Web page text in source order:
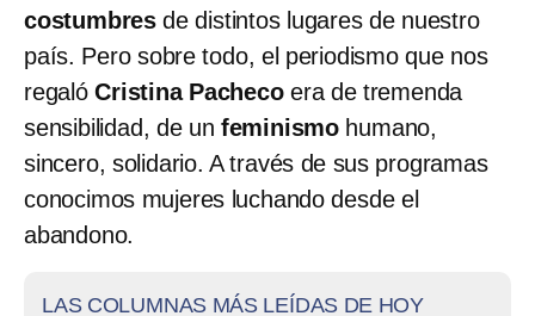
costumbres de distintos lugares de nuestro
país. Pero sobre todo, el periodismo que nos
regalóCristina Pachecoera de tremenda
sensibilidad, de un feminismo humano,
sincero, solidario. A través de sus programas
conocimos mujeres luchando desde el
abandono.
LAS COLUMNAS MÁS LEÍDAS DE HOY